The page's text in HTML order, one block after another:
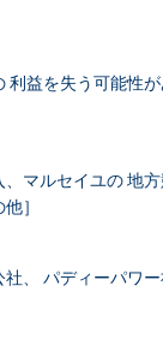
利益を失う可能性
マルセイユの 地
］
、 パディーパワ